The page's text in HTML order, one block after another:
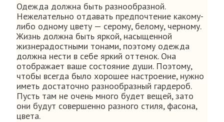
Одежда должна быть разнообразной.
Нежелательно отдавать предпочтение какому-
либо одному цвету — серому, белому, черному.
Жизнь должна быть яркой, насыщенной
жизнерадостными тонами, поэтому одежда
должна нести в себе яркий оттенок. Она
отображает ваше состояние души. Поэтому,
чтобы всегда было хорошее настроение, нужно
иметь достаточно разнообразный гардероб.
Пусть там не очень много будет вещей, зато
они будут совершенно разного стиля, фасона,
цвета.